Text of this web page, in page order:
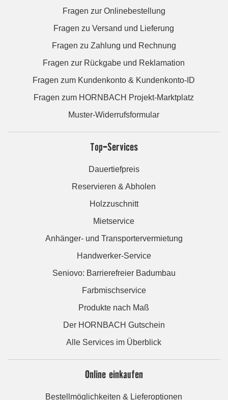
Fragen zur Onlinebestellung
Fragen zu Versand und Lieferung
Fragen zu Zahlung und Rechnung
Fragen zur Rückgabe und Reklamation
Fragen zum Kundenkonto & Kundenkonto-ID
Fragen zum HORNBACH Projekt-Marktplatz
Muster-Widerrufsformular
Top-Services
Dauertiefpreis
Reservieren & Abholen
Holzzuschnitt
Mietservice
Anhänger- und Transportervermietung
Handwerker-Service
Seniovo: Barrierefreier Badumbau
Farbmischservice
Produkte nach Maß
Der HORNBACH Gutschein
Alle Services im Überblick
Online einkaufen
Bestellmöglichkeiten & Lieferoptionen